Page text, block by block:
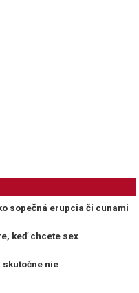
sopečná erupcia či cunami
keď chcete sex
skutočne nie